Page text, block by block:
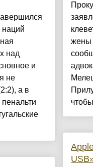
над
и
не
а в
жены